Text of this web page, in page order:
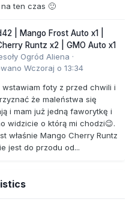
ten czas 🙂
| Mango Frost Auto x1 |
Runtz x2 | GMO Auto x1
Ogród Aliena ·
Wczoraj o 13:34
wstawiam foty z przed chwili i
że maleństwa się
i mam już jedną faworytkę i
widzicie o którą mi chodzi😉.
właśnie Mango Cherry Runtz
jest do przodu od...